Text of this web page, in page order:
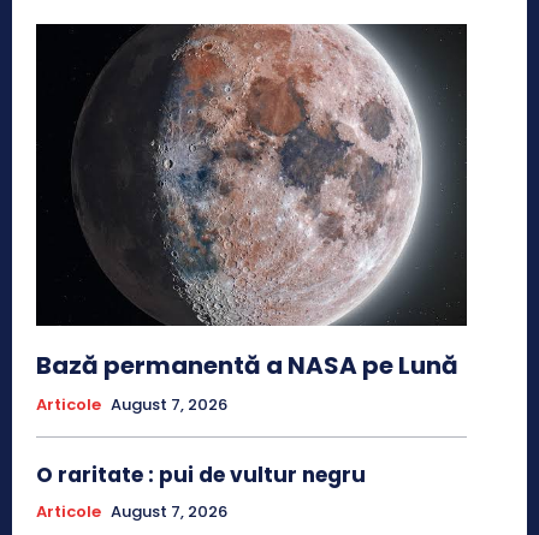
Bază permanentă a NASA pe Lună
Articole August 7, 2026
O raritate : pui de vultur negru
Articole August 7, 2026